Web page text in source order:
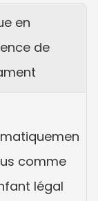
en
de
comme
légal